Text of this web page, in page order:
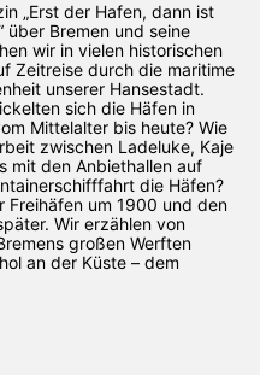
„Erst der Hafen, dann ist
über Bremen und seine
wir in vielen historischen
Zeitreise durch die maritime
unserer Hansestadt.
sich die Häfen in
Mittelalter bis heute? Wie
zwischen Ladeluke, Kaje
mit den Anbiethallen auf
die Häfen?
Freihäfen um 1900 und den
Wir erzählen von
großen Werften
an der Küste – dem